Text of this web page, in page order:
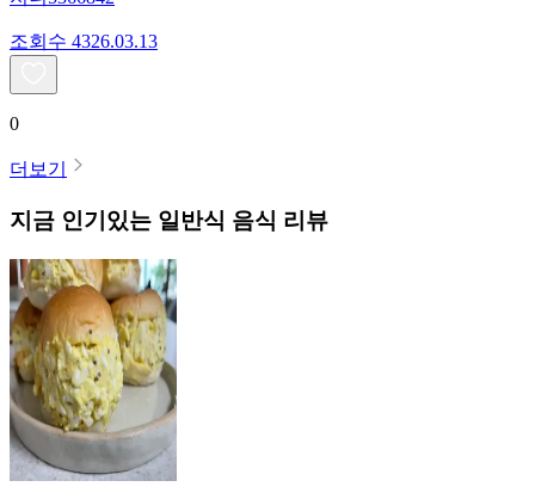
조회수 4326.03.13
0
더보기
지금 인기있는 일반식 음식 리뷰